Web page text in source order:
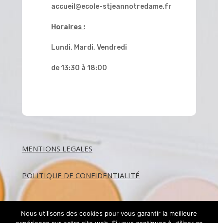
accueil@ecole-stjeannotredame.fr
Horaires :
Lundi, Mardi, Vendredi
de 13:30 à 18:00
MENTIONS LEGALES
POLITIQUE DE CONFIDENTIALITÉ
Nous utilisons des cookies pour vous garantir la meilleure